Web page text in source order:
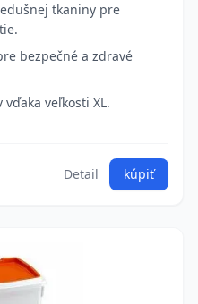
tkaniny pre
bezpečné a zdravé
veľkosti XL.
Detail kúpiť